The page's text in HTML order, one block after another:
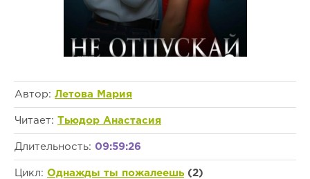
Автор: Летова Мария
Читает: Тьюдор Анастасия
Длительность: 09:59:26
Цикл: Однажды ты пожалеешь (2)